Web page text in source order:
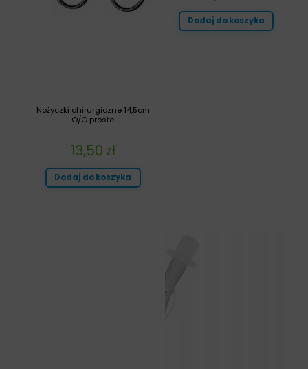
Dodaj do koszyka
Nożyczki chirurgiczne 14,5cm
O/O proste
13,50 zł
Dodaj do koszyka